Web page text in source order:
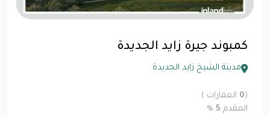
كمبوند جيرة زايد الجديدة
مدينة الشيخ زايد الجديدة
(
0 العقارات )
المقدم 5
%